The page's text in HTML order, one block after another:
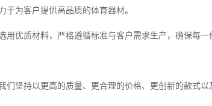
于为客户提供高品质的体育器材。
用优质材料，严格遵循标准与客户需求生产，确保每一
们坚持以更高的质量、更合理的价格、更创新的款式